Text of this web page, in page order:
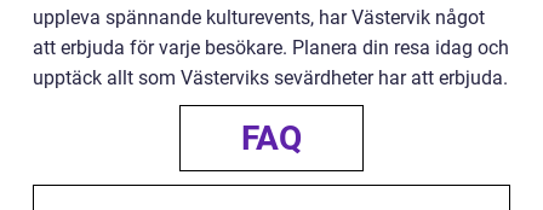
uppleva spännande kulturevents, har Västervik något
att erbjuda för varje besökare. Planera din resa idag och
upptäck allt som Västerviks sevärdheter har att erbjuda.
FAQ